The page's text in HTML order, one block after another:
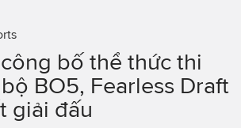
bố thể thức thi
BO5, Fearless Draft
giải đấu